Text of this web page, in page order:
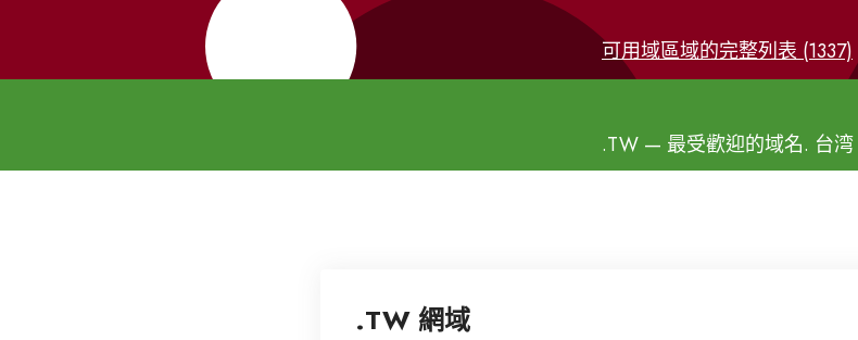
可用域區域的完整列表 (1337)
.TW— 最受歡迎的域名. 台湾
.TW 網域